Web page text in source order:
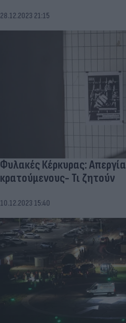
28.12.2023 21:15
Φυλακές Κέρκυρας:
κρατούμενους- Τι ζητούν
10.12.2023 15:40